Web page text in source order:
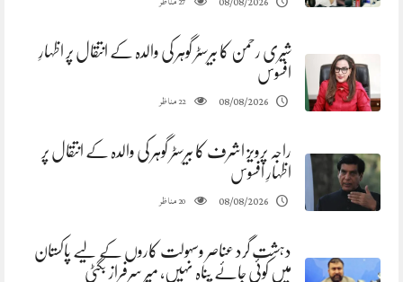
شیری رحمن کا بیرسٹر گوہر کی والدہ کے انتقال پر اظہارِ
افسوس
08/08/2026
22مناظر
راجہ پرویز اشرف کا بیرسٹر گوہر کی والدہ کے انتقال پر
اظہارِ افسوس
08/08/2026
20مناظر
دہشت گرد عناصر وسہولت کاروں کے لیے پاکستان
میں کوئی جائے پناہ نہیں، میر سرفراز بگٹی